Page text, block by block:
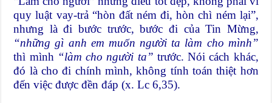
quy luật vay-trả “hòn đất ném đi, hòn chì ném lại”,
nhưng là đi bước trước, bước đi của Tin Mừng,
“những gì anh em muốn người ta làm cho mình”
thì mình “làm cho người ta” trước. Nói cách khác,
đó là cho đi chính mình, không tính toán thiệt hơn
đến việc được đền đáp (x. Lc 6,35).